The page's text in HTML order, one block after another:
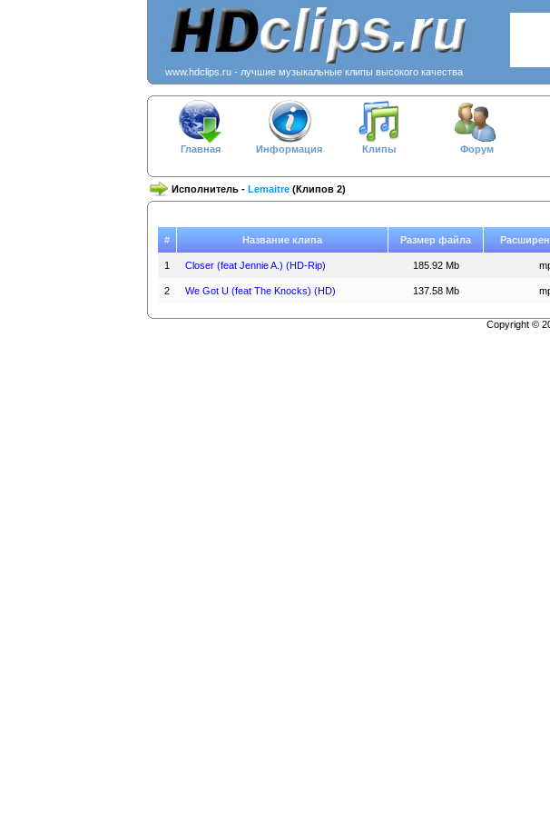
www.hdclips.ru - лучшие музыкальные клипы высокого качества
Главная Информация Клипы Форум
Исполнитель - Lemaitre (Клипов 2)
# Название клипа Размер файла
1 Closer (feat Jennie A.) (HD-Rip) 185.92 Mb
2 We Got U (feat The Knocks) (HD) 137.58 Mb
Copyright ©